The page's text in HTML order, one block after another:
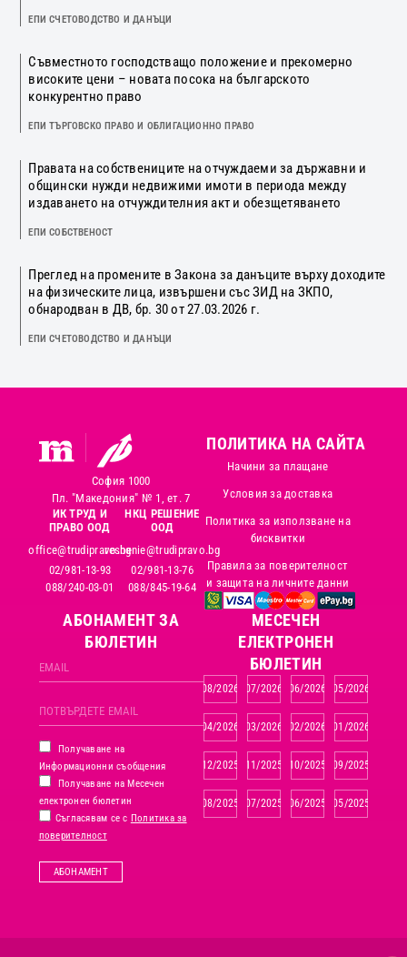
ЕПИ СЧЕТОВОДСТВО И ДАНЪЦИ
Съвместното господстващо положение и прекомерно
високите цени – новата посока на българското
конкурентно право
ЕПИ ТЪРГОВСКО ПРАВО И ОБЛИГАЦИОННО ПРАВО
Правата на собствениците на отчуждаеми за държавни и
общински нужди недвижими имоти в периода между
издаването на отчуждителния акт и обезщетяването
ЕПИ СОБСТВЕНОСТ
Преглед на промените в Закона за данъците върху доходите
на физическите лица, извършени със ЗИД на ЗКПО,
обнародван в ДВ, бр. 30 от 27.03.2026 г.
ЕПИ СЧЕТОВОДСТВО И ДАНЪЦИ
София 1000
Пл. "Македония" № 1, ет. 7
ИК ТРУД И
ПРАВО ООД
office@trudipravo.bg
02/981-13-93
088/240-03-01
НКЦ РЕШЕНИЕ
ООД
reshenie@trudipravo.bg
02/981-13-76
088/845-19-64
ПОЛИТИКА НА САЙТА
Начини за плащане
Условия за доставка
Политика за използване на
бисквитки
Правила за поверителност
и защита на личните данни
АБОНАМЕНТ ЗА
БЮЛЕТИН
Получаване на
Информационни съобщения
Получаване на Месечен
електронен бюлетин
Съгласявам се с Политика за
поверителност
АБОНАМЕНТ
MЕСЕЧЕН
ЕЛЕКТРОНЕН
БЮЛЕТИН
08/2026 07/2026 06/2026 05/2026
04/2026 03/2026 02/2026 01/2026
12/2025 11/2025 10/2025 09/2025
08/2025 07/2025 06/2025 05/2025